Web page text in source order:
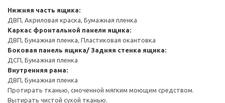
Нижняя часть ящика:
ДВП, Акриловая краска, Бумажная пленка
Каркас фронтальной панели ящика:
ДВП, Бумажная пленка, Пластиковая окантовка
Боковая панель ящика/ Задняя стенка ящика:
ДСП, Бумажная пленка
Внутренняя рама:
ДВП, Бумажная пленка
Протирать тканью, смоченной мягким моющим средством.
Вытирать чистой сухой тканью.